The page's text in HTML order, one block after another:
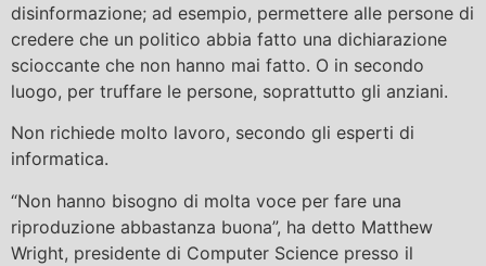
disinformazione; ad esempio, permettere alle persone di
credere che un politico abbia fatto una dichiarazione
scioccante che non hanno mai fatto. O in secondo
luogo, per truffare le persone, soprattutto gli anziani.
Non richiede molto lavoro, secondo gli esperti di
informatica.
“Non hanno bisogno di molta voce per fare una
riproduzione abbastanza buona”, ha detto Matthew
Wright, presidente di Computer Science presso il